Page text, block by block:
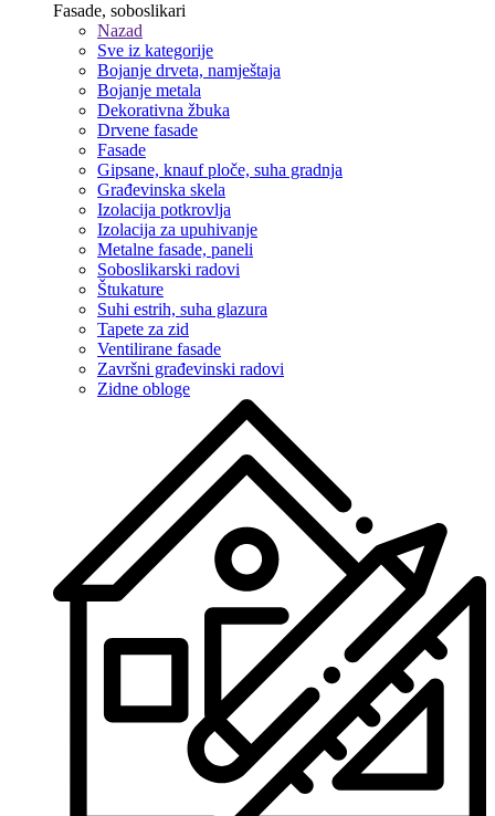
Fasade, soboslikari
Nazad
Sve iz kategorije
Bojanje drveta, namještaja
Bojanje metala
Dekorativna žbuka
Drvene fasade
Fasade
Gipsane, knauf ploče, suha gradnja
Građevinska skela
Izolacija potkrovlja
Izolacija za upuhivanje
Metalne fasade, paneli
Soboslikarski radovi
Štukature
Suhi estrih, suha glazura
Tapete za zid
Ventilirane fasade
Završni građevinski radovi
Zidne obloge